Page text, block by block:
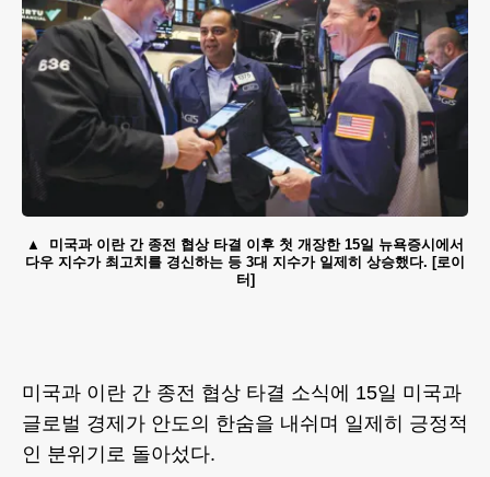
미국과 이란 간 종전 협상 타결 이후 첫 개장한 15일 뉴욕증시에서
다우 지수가 최고치를 경신하는 등 3대 지수가 일제히 상승했다. [로이
터]
미국과 이란 간 종전 협상 타결 소식에 15일 미국과
글로벌 경제가 안도의 한숨을 내쉬며 일제히 긍정적
인 분위기로 돌아섰다.